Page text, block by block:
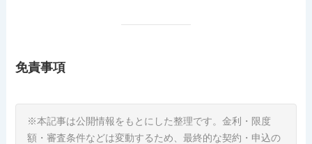
免責事項
※本記事は公開情報をもとにした整理です。金利・限度
額・審査条件などは変動するため、最終的な契約・申込の